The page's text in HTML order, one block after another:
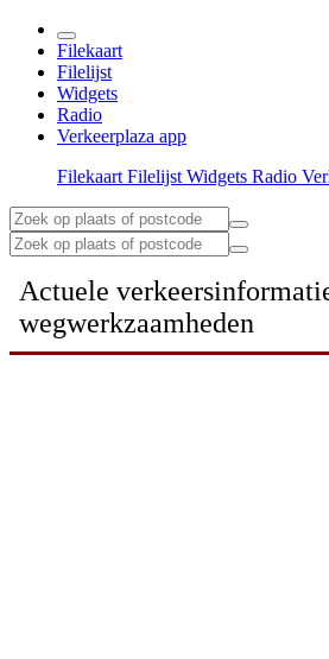
Filekaart
Filelijst
Widgets
Radio
Verkeerplaza app
Filekaart Filelijst Widgets Radio
Actuele
wegwerkzaamheden